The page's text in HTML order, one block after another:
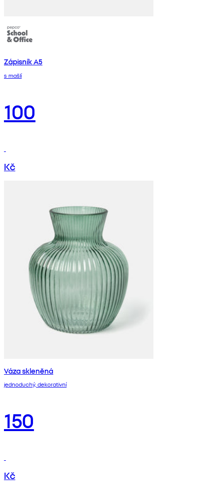
Zápisník A5
s mašlí
100
Kč
Váza skleněná
jednoduchý, dekorativní
150
Kč